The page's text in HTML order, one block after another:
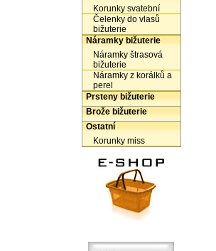
Korunky svatební
Čelenky do vlasů
bižuterie
Náramky bižuterie
Náramky štrasová
bižuterie
Náramky z korálků a
perel
Prsteny bižuterie
Brože bižuterie
Ostatní
Korunky miss